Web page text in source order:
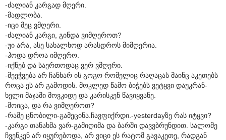
-ძალიან კარგად მღერი.
-მადლობა.
-იცი მეც ვმღერი.
-ძალიან კარგი, გინდა ვიმღეროთ?
-უი არა, ასე სახალხოდ არასდროს მიმღერია.
-ჰოდა დროა იმღერო.
-იქნებ და საერთოდაც ვერ ვმღერი.
-მეეჭვება არ ჩანხარ ის გოგო რომელიც რაღაცას მაინც აკეთებს
როცა ეს არ გამოდის. მოკლედ წამო ბიჭებს ვეტყვი დაუკრან-
ხელი მაჯაში მოვკიდე და კარისკენ წავიყვანე.
-მოიცა, და რა ვიმღეროთ?
-რამე ცნობილი-გამეცინა.ჩავფიქრდი.-yesterdayზე რას იტყვი?
-კარგი თანახმა ვარ-გამიღიმა და ბარში დავვბრუნდით. სალომე
ჩვენკენ არ იყურებოდა, არ ვიცი ეს რატომ გავაკეთე, რადგან